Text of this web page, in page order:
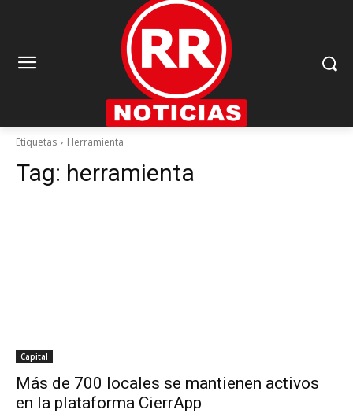
Etiquetas Herramienta
Tag: herramienta
Capital
Más de 700 locales se mantienen activos
en la plataforma CierrApp